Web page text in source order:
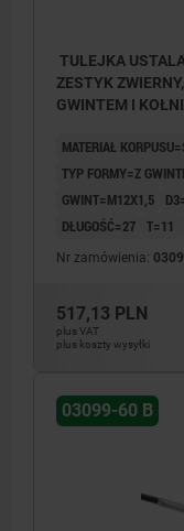
TULEJKA
ZESTYK
GWINTEM I
MATERIAŁ
TYP FORMY=Z
GWINT=M12X1,5
DŁUGOŚĆ=27 T=11
Nr zamówienia:
517,13 PLN
plus VAT
plus koszty wysyłki
03099-60 B